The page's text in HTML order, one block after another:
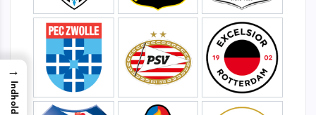
→
Indhold